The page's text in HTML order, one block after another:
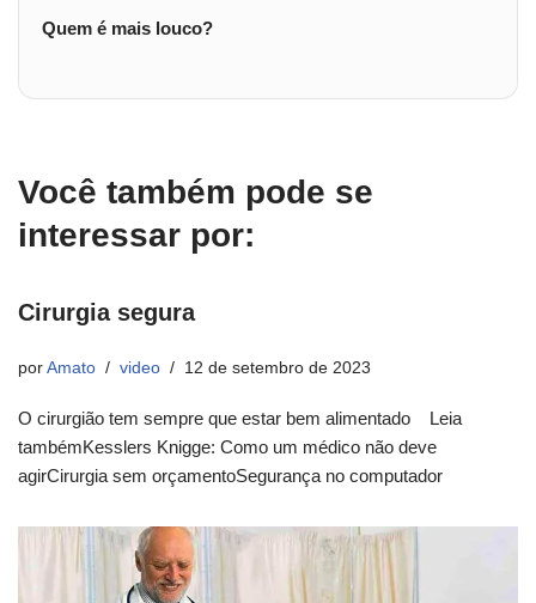
Quem é mais louco?
Você também pode se
interessar por:
Cirurgia segura
por Amato video 12 de setembro de 2023
O cirurgião tem sempre que estar bem alimentado Leia
tambémKesslers Knigge: Como um médico não deve
agirCirurgia sem orçamentoSegurança no computador